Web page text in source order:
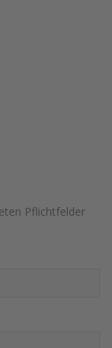
Pflichtfelder